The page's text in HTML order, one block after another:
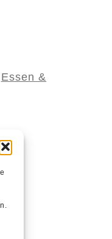
Essen &